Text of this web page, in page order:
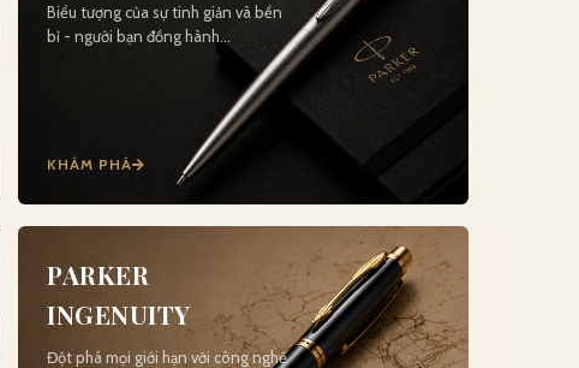
Biểu tượng của sự tinh giản và bền
bỉ - người bạn đồng hành…
KHÁM PHÁ
PARKER
INGENUITY
Đột phá mọi giới hạn với công nghệ